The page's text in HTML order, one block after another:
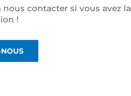
nous contacter si vous avez la
!